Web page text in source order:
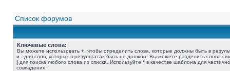
Список форумов
Ключевые слова:
Вы можете использовать + , чтобы определить слова, которые должны быть в
и - для слов, которых в результатах быть не должно. Вы можете разделить слова
| для поиска любого слова из списка. Используйте * в качестве шаблона для
совпадения.